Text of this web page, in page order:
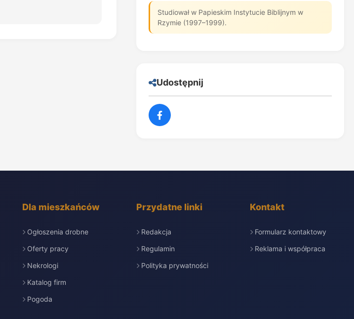
Studiował w Papieskim Instytucie Biblijnym w
Rzymie (1997–1999).
Udostępnij
Dla mieszkańców
Ogłoszenia drobne
Oferty pracy
Nekrologi
Katalog firm
Pogoda
Przydatne linki
Redakcja
Regulamin
Polityka prywatności
Kontakt
Formularz kontaktowy
Reklama i współpraca